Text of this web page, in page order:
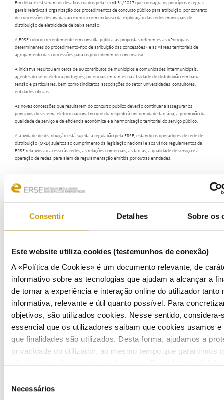
Consentir Detalhes Sobre os
Este website utiliza cookies (testemunhos de conexão)
A «Política de Cookies» é um documento relevante, de
informativo sobre as tecnologias que ajudam a alcançar a
de tornar a experiência e interação online do utilizador tanto
informativa, relevante e útil quanto possível. Para
objetivos, são utilizados cookies. Nesse sentido, considera-
essencial que os utilizadores saibam que cookies usamos e
que finalidades são utilizados. Desta forma, ajudamos a
privacidade do utilizador, ao mesmo tempo que garantimos
Política de Privacidade
Necessários
Highlights
Em debate estiveram os desafios criados pela Lei nº 31/2017 que consagra os princípios e regras
gerais relativos à organização dos procedimentos de concurso público para atribuição, por contrato,
de concessões destinadas ao exercício em exclusivo da exploração das redes municipais de
distribuição de eletricidade de baixa tensão.
A ERSE colocou recentemente em consulta pública as propostas referentes às «Principais
determinantes do procedimento-tipo de atribuição das concessões» e as «áreas territoriais de
agrupamento das concessões para os procedimentos concursais».
A iniciativa resultou em cerca de 80 contributos de municípios e comunidades intermunicipais,
agentes do setor elétrica português, potenciais entrantes na atividade de distribuição em baixa
tensão e particulares, bem como sindicatos, associações do setor, universidades, consultores,
entidades oficiais.
As novas concessões que resultarem do concurso público deverão continuar a assegurar os
princípios do sistema elétrico nacional no que diz respeito à uniformidade tarifária, à promoção da
qualidade de serviço e da eficiência económica e à harmonização territorial do serviço público.
A atividade de distribuição está sujeita a regulação pela ERSE, estando os operadores de rede de
distribuição (ORD) sujeitos ao cumprimento da legislação nacional e aos vários regulamentos da
ERSE relativos ao acesso às redes, às relações comerciais, às tarifas, à qualidade de serviço e à
operação de redes, para além da regulamentação emitida por outras entidades.